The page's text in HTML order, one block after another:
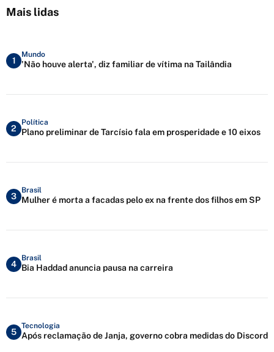
Mais lidas
1
Mundo
'Não houve alerta', diz familiar de vítima na Tailândia
2
Política
Plano preliminar de Tarcísio fala em prosperidade e 10 eixos
3
Brasil
Mulher é morta a facadas pelo ex na frente dos filhos em SP
4
Brasil
Bia Haddad anuncia pausa na carreira
5
Tecnologia
Após reclamação de Janja, governo cobra medidas do Discord